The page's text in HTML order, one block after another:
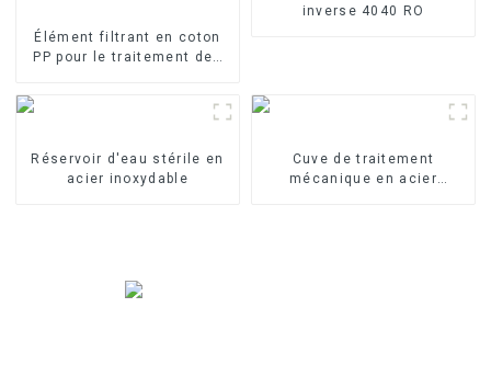
Élément filtrant en coton
PP pour le traitement des
filtrant en PP fondu-soufflé
inverse 4040 RO
Réservoir d'eau stérile en
acier inoxydable
Cuve de traitement
mécanique en acier